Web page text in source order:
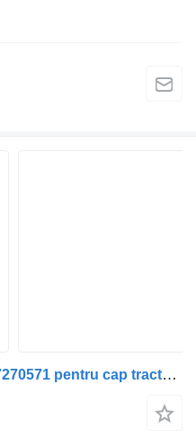
Uşă MERCEDE-BENZ A9617270571 pentru cap tractor Mercedes-Benz Actros MP5 (2019-)